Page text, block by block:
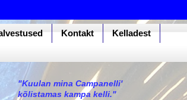
Kontakt
Kelladest
"Kuulan mina Campanelli'
kõlistamas kampa kelli."